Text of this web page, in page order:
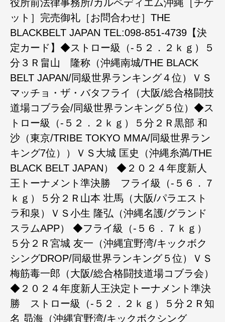
役所前法律事務所/カルペディエム沖縄［チケ
ット］完売御礼［お問合わせ］THE
BLACKBELT JAPAN TEL:098-851-4739【決
定カード】◆ストロー級（-５２．２ｋｇ）５
分３Ｒ畠山 隆称（沖縄南城/THE BLACK
BELT JAPAN/同級世界ランキング４位）ＶＳ
マッチョ・ザ・バタフライ（大阪/総合格闘技
道場コブラ会/同級世界ランキング５位）◆ス
トロー級（-５２．２ｋｇ）５分２Ｒ黒部 和
沙（東京/TRIBE TOKYO MMA/同級世界ラン
キング7位））ＶＳ大城 匡史（沖縄糸満/THE
BLACK BELT JAPAN） ◆２０２４年度新人
王トーナメント準決勝 フライ級（-５６．７
ｋｇ）５分２Ｒ山本 壮馬（大阪/パラエスト
ラ和泉）ＶＳ小生 隆弘（沖縄名護/グランド
スラムAPP） ◆フライ級（-５６．７ｋｇ）
５分２Ｒ宮城 友一（沖縄宜野湾/キックボク
シングDROP/同級世界ランキング５位）ＶＳ
梅筋毒一郎（大阪/総合格闘技道場コブラ会）
◆２０２４年度新人王決定トーナメント準決
勝 ストロー級（-５２．２ｋｇ）５分２Ｒ知
名 昴海（沖縄宜野湾/キックボクシング